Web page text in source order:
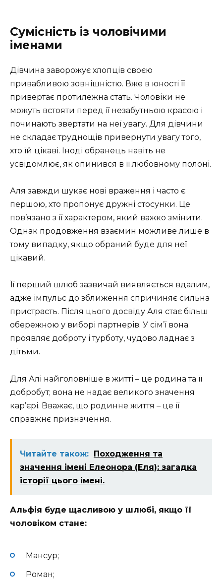
Сумісність із чоловічими
іменами
Дівчина заворожує хлопців своєю
привабливою зовнішністю. Вже в юності її
привертає протилежна стать. Чоловіки не
можуть встояти перед її незабутньою красою і
починають звертати на неї увагу. Для дівчини
не складає труднощів привернути увагу того,
хто їй цікаві. Іноді обранець навіть не
усвідомлює, як опинився в її любовному полоні.
Аля завжди шукає нові враження і часто є
першою, хто пропонує дружні стосунки. Це
пов’язано з її характером, який важко змінити.
Однак продовження взаємин можливе лише в
тому випадку, якщо обраний буде для неї
цікавий.
Її перший шлюб зазвичай виявляється вдалим,
адже імпульс до зближення спричиняє сильна
пристрасть. Після цього досвіду Аля стає більш
обережною у виборі партнерів. У сім’ї вона
проявляє доброту і турботу, чудово ладнає з
дітьми.
Для Алі найголовніше в житті – це родина та її
добробут; вона не надає великого значення
кар’єрі. Вважає, що родинне життя – це її
справжнє призначення.
Читайте також: Походження та
значення імені Елеонора (Еля): загадка
історії цього імені.
Альфія буде щасливою у шлюбі, якщо її
чоловіком стане:
Мансур;
Роман;